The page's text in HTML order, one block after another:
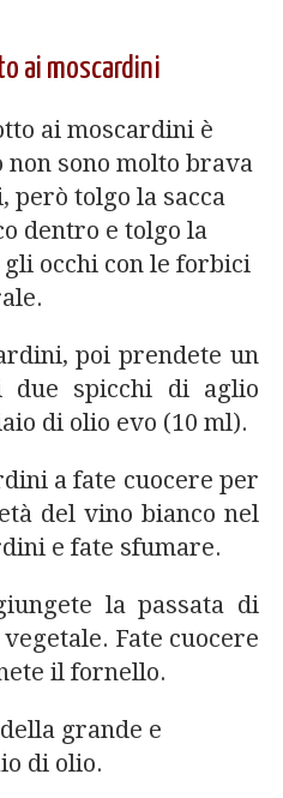
ai moscardini
ai moscardini è
sono molto brava
però tolgo la sacca
dentro e tolgo la
occhi con le forbici
poi prendete un
due spicchi di aglio
di olio evo (10 ml).
a fate cuocere per
del vino bianco nel
e fate sfumare.
la passata di
Fate cuocere
il fornello.
grande e
di olio.